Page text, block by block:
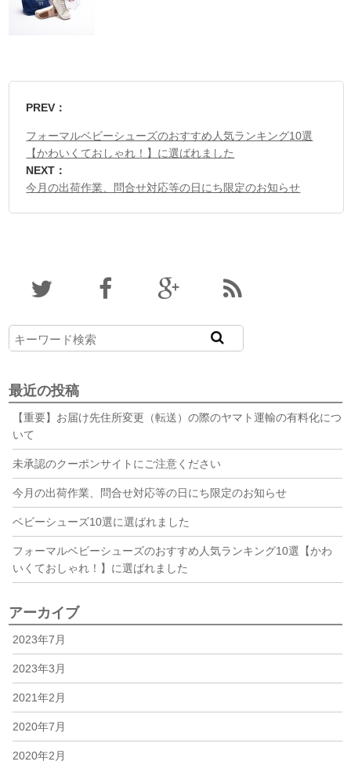
PREV：
フォーマルベビーシューズのおすすめ人気ランキング10選
【かわいくておしゃれ！】に選ばれました
NEXT：
今月の出荷作業、問合せ対応等の日にち限定のお知らせ
最近の投稿
【重要】お届け先住所変更（転送）の際のヤマト運輸の有料化につ
いて
未承認のクーポンサイトにご注意ください
今月の出荷作業、問合せ対応等の日にち限定のお知らせ
ベビーシューズ10選に選ばれました
フォーマルベビーシューズのおすすめ人気ランキング10選【かわ
いくておしゃれ！】に選ばれました
アーカイブ
2023年7月
2023年3月
2021年2月
2020年7月
2020年2月